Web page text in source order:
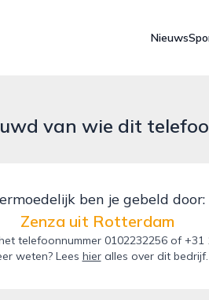
Nieuws
van wie dit
ben je gebeld door:
Zenza uit Rotterdam
telefoonnummer 0102232256 of +31
weten? Lees hieralles over dit bedrijf.